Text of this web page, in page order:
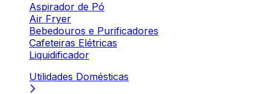
Aspirador de Pó
Air Fryer
Bebedouros e Purificadores
Cafeteiras Elétricas
Liquidificador
Utilidades Domésticas